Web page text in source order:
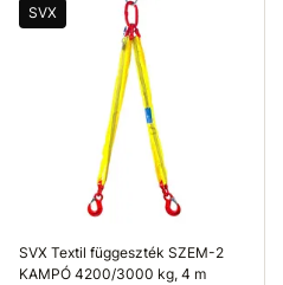
SVX
SVX Textil függeszték SZEM-2
KAMPÓ 4200/3000 kg, 4 m